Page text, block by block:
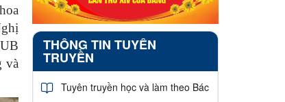
và
THÔNG TIN TUYÊN
TRUYỀN
Tuyên truyền học và làm theo Bác